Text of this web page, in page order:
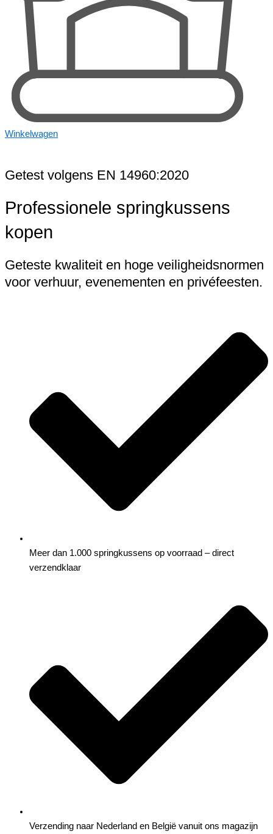
Winkelwagen
Getest volgens EN 14960:2020
Professionele springkussens
kopen
Geteste kwaliteit en hoge veiligheidsnormen
voor verhuur, evenementen en privéfeesten.
Meer dan 1.000 springkussens op voorraad – direct
verzendklaar
Verzending naar Nederland en België vanuit ons magazijn